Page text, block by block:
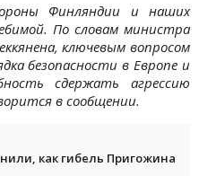
Финляндии и наших
По словам министра
ключевым вопросом
безопасности в Европе и
сдержать агрессию
в сообщении.
как гибель Пригожина